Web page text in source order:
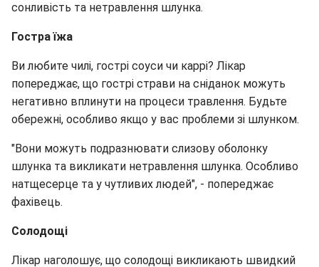
сонливість та нетравлення шлунка.
Гостра їжа
Ви любите чилі, гострі соуси чи каррі? Лікар
попереджає, що гострі страви на сніданок можуть
негативно вплинути на процеси травлення. Будьте
обережні, особливо якщо у вас проблеми зі шлунком.
"Вони можуть подразнювати слизову оболонку
шлунка та викликати нетравлення шлунка. Особливо
натщесерце та у чутливих людей", - попереджає
фахівець.
Солодощі
Лікар наголошує, що солодощі викликають швидкий